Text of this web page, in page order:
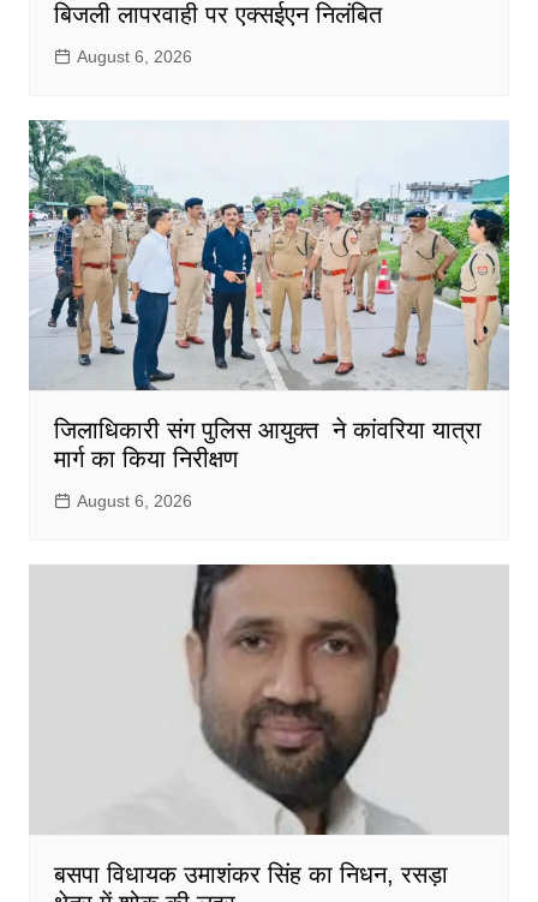
बिजली लापरवाही पर एक्सईएन निलंबित
August 6, 2026
जिलाधिकारी संग पुलिस आयुक्त ने कांवरिया यात्रा
मार्ग का किया निरीक्षण
August 6, 2026
बसपा विधायक उमाशंकर सिंह का निधन, रसड़ा